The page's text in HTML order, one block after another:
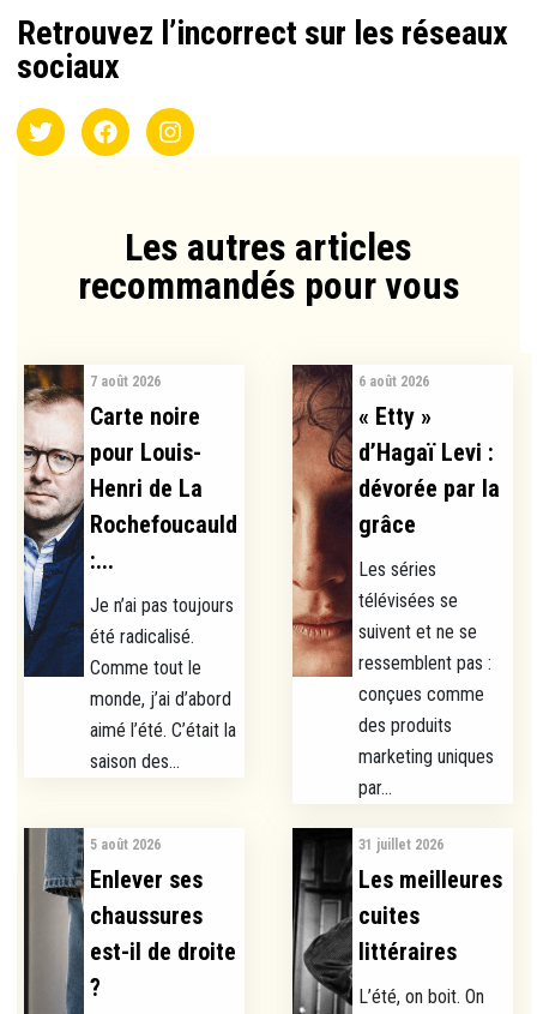
Retrouvez l’incorrect sur les réseaux
sociaux
Les autres articles
recommandés pour vous​
7 août 2026
Carte noire
pour Louis-
Henri de La
Rochefoucauld
:...
Je n’ai pas toujours
été radicalisé.
Comme tout le
monde, j’ai d’abord
aimé l’été. C’était la
saison des...
6 août 2026
« Etty »
d’Hagaï Levi :
dévorée par la
grâce
Les séries
télévisées se
suivent et ne se
ressemblent pas :
conçues comme
des produits
marketing uniques
par...
5 août 2026
Enlever ses
chaussures
est-il de droite
?
31 juillet 2026
Les meilleures
cuites
littéraires
L’été, on boit. On